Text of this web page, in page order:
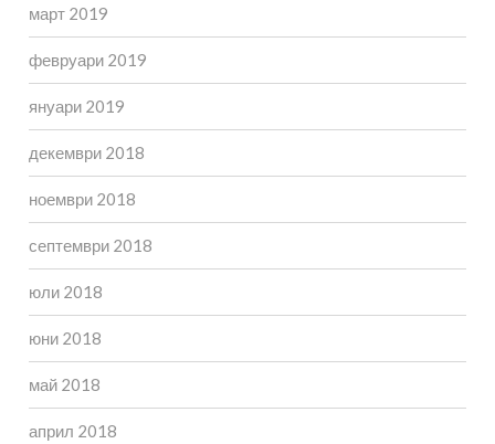
март 2019
февруари 2019
януари 2019
декември 2018
ноември 2018
септември 2018
юли 2018
юни 2018
май 2018
април 2018